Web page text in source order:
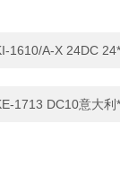
1610/A-X 24DC 24*
1713 DC10意大利*